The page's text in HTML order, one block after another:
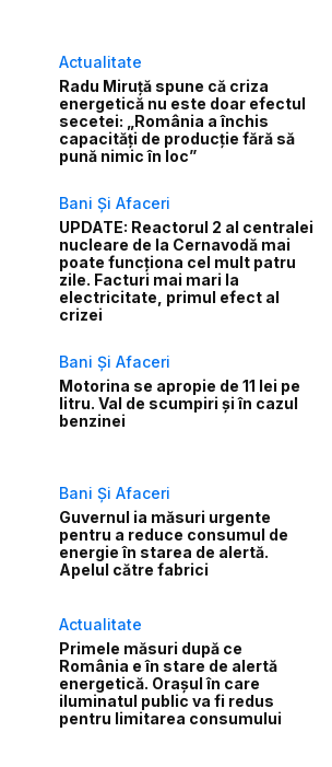
Actualitate
Radu Miruță spune că criza
energetică nu este doar efectul
secetei: „România a închis
capacități de producție fără să
pună nimic în loc”
Bani Și Afaceri
UPDATE: Reactorul 2 al centralei
nucleare de la Cernavodă mai
poate funcționa cel mult patru
zile. Facturi mai mari la
electricitate, primul efect al
crizei
Bani Și Afaceri
Motorina se apropie de 11 lei pe
litru. Val de scumpiri și în cazul
benzinei
Bani Și Afaceri
Guvernul ia măsuri urgente
pentru a reduce consumul de
energie în starea de alertă.
Apelul către fabrici
Actualitate
Primele măsuri după ce
România e în stare de alertă
energetică. Orașul în care
iluminatul public va fi redus
pentru limitarea consumului